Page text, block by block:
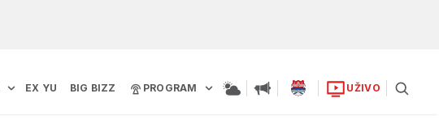
EX YU BIG BIZZ PROGRAM UŽIVO